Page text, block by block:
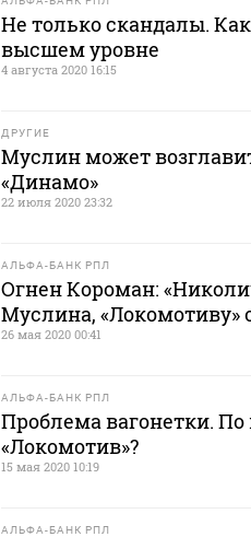
Не только скандалы.
высшем уровне
4 августа 2020 16:15
ДРУГИЕ
Муслин может
«Динамо»
22 июля 2020 23:32
АЛЬФА-БАНК РПЛ
Огнен Короман:
Муслина, «Локомотиву»
26 мая 2020 00:41
АЛЬФА-БАНК РПЛ
Проблема вагонетки.
«Локомотив»?
15 мая 2020 10:19
АЛЬФА-БАНК РПЛ